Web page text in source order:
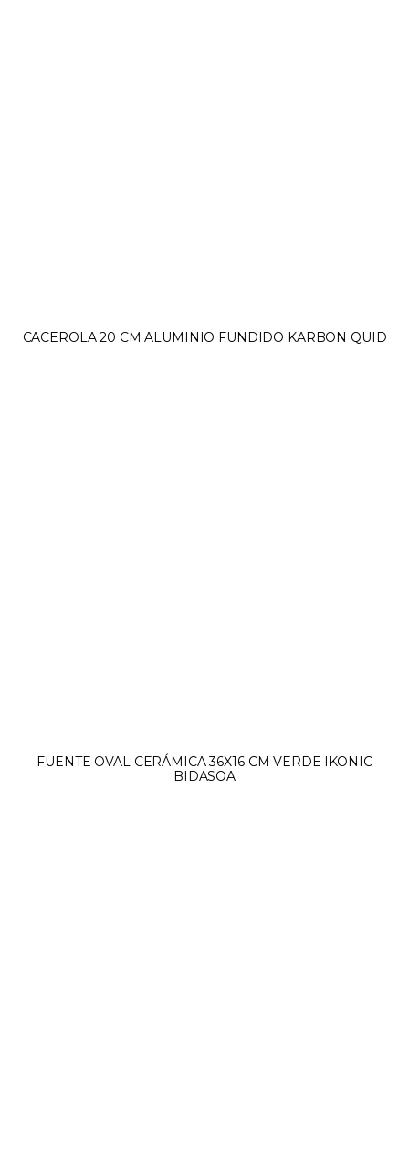
CACEROLA 20 CM ALUMINIO FUNDIDO KARBON QUID
FUENTE OVAL CERÁMICA 36X16 CM VERDE IKONIC
BIDASOA